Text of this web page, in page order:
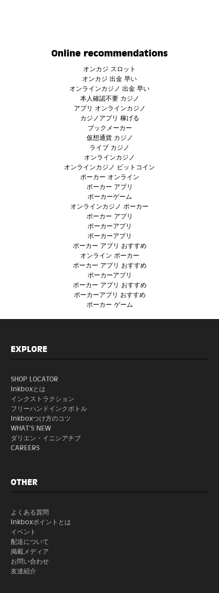
Online recommendations
オンカジ スロット
オンカジ 出金 早い
オンラインカジノ 出金 早い
本人確認不要 カジノ
アプリ オンラインカジノ
カジノアプリ 稼げる
ブックメーカー
仮想通貨 カジノ
ライブ カジノ
オンラインカジノ
オンラインカジノ ビットコイン
ポーカー オンライン
ポーカー アプリ
ポーカーゲーム
オンラインカジノ ポーカー
ポーカー アプリ
ポーカーアプリ
ポーカーアプリ
ポーカー アプリ おすすめ
オンライン ポーカー
ポーカー アプリ おすすめ
ポーカーアプリ
ポーカー アプリ おすすめ
ポーカーアプリ おすすめ
ポーカー ゲーム
EXPLORE
SHOP LOCATOR
Inkboxとは
インクストラクション
フリーハンドインクボトル
Inkboxつけ方のコツ
WHAT'S NEW
ダリエン・イニシアチブ
CAREERS
OTHER
よくある質問
Inkboxポイントとは
イベント
配送について
掲載メディア
お問い合わせ
友達紹介